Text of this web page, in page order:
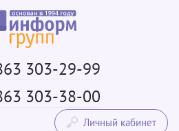
303-29-99
303-38-00
Личный кабинет